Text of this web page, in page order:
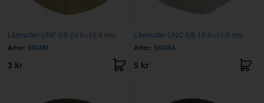
Låsmutter UNF 3/8-24 h=10,4 mm
Artnr: 950384
3 kr
Låsmutter UNC 3/8-16 h=11,5 mm
Artnr: 950364
5 kr